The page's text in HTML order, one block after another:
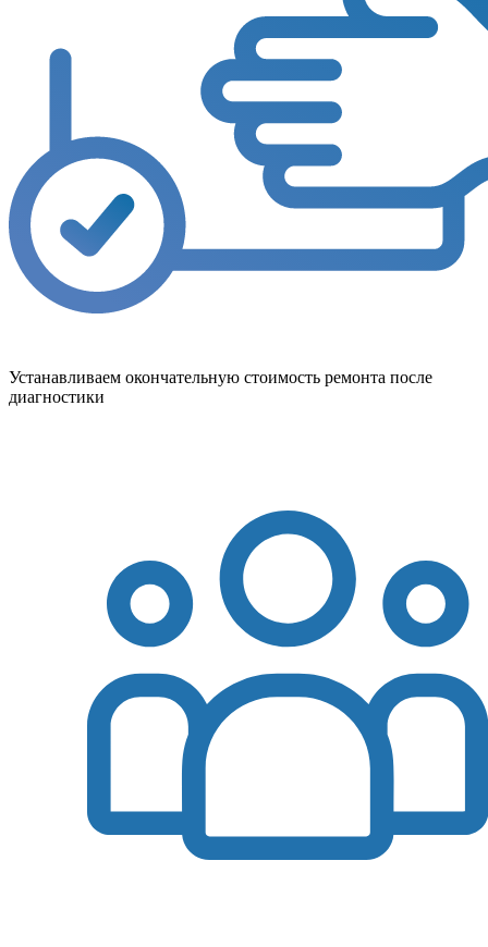
Устанавливаем окончательную стоимость ремонта после
диагностики